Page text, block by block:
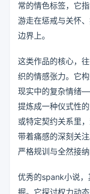
常的情色标签，它
游走在惩戒与关怀
边界上。
这类作品的核心，
织的情感张力。它
现实中的复杂情
提炼成一种仪式性
或特定契约关系里
带着痛感的深刻关
严格规训与全然接纳
优秀的spank小说
掘。它探讨权力动